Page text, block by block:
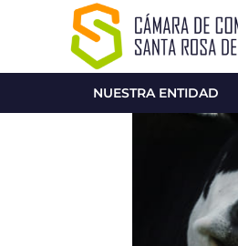
NUESTRA ENTIDAD